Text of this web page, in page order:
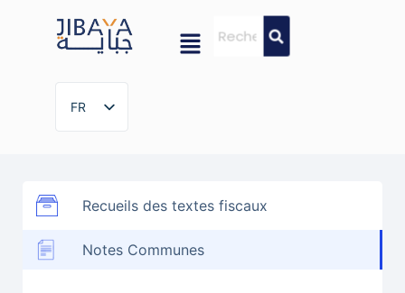
FR
FR
Recueils des textes fiscaux
Notes Communes